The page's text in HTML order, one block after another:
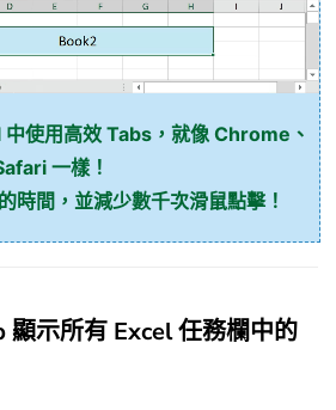
使用高效 Tabs，就像 Chrome、
一樣！
時間，並減少數千次滑鼠點擊！
示所有 Excel 任務欄中的